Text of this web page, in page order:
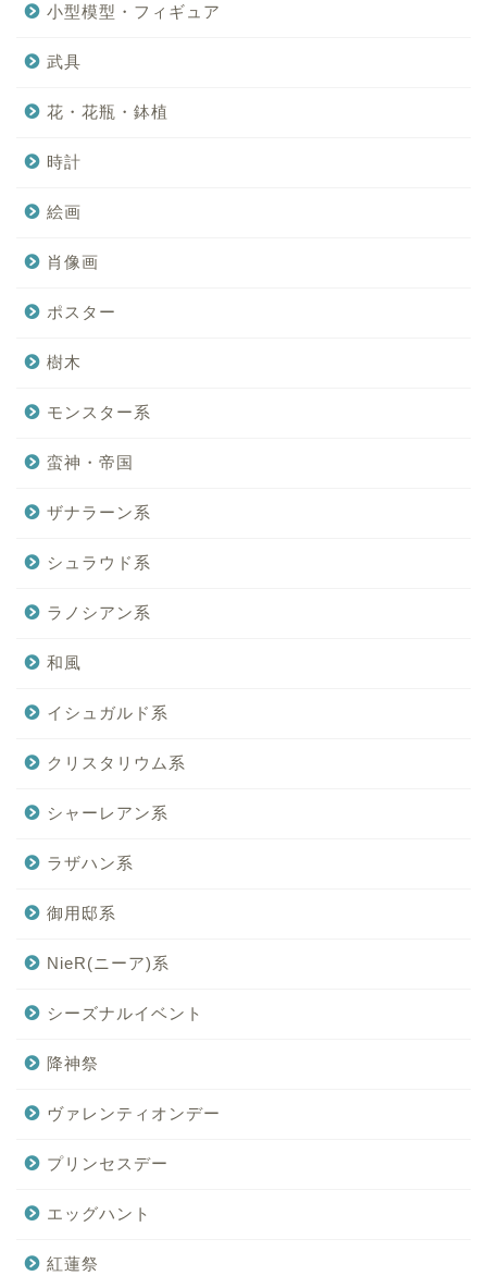
小型模型・フィギュア
武具
花・花瓶・鉢植
時計
絵画
肖像画
ポスター
樹木
モンスター系
蛮神・帝国
ザナラーン系
シュラウド系
ラノシアン系
和風
イシュガルド系
クリスタリウム系
シャーレアン系
ラザハン系
御用邸系
NieR(ニーア)系
シーズナルイベント
降神祭
ヴァレンティオンデー
プリンセスデー
エッグハント
紅蓮祭